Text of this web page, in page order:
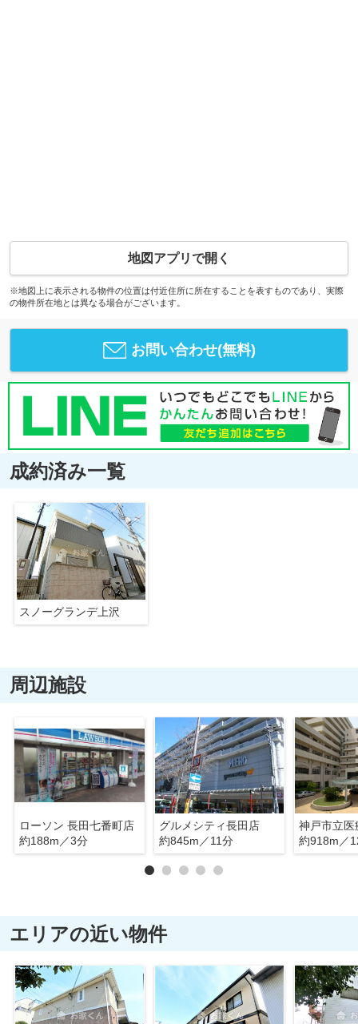
地図アプリで開く
※地図上に表示される物件の位置は付近住所に所在することを表すものであり、実際
の物件所在地とは異なる場合がございます。
お問い合わせ(無料)
成約済み一覧
スノーグランデ上沢
周辺施設
ローソン 長田七番町店
約188m／3分
グルメシティ長田店
約845m／11分
約918m／
エリアの近い物件